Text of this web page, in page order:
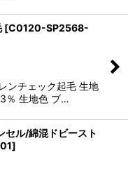
[C0120-SP2568-
ンチェック起毛 生地
％ 生地色 ブ…
ル/綿混ドビースト
]